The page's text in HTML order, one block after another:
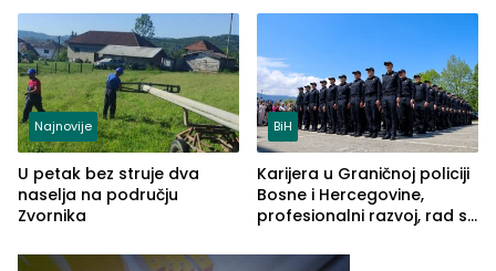
Najnovije
U petak bez struje dva
naselja na području
Zvornika
BiH
Karijera u Graničnoj policiji
Bosne i Hercegovine,
profesionalni razvoj, rad sa
služba građanima